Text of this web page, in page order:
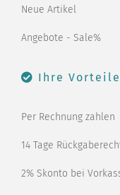
Neue Artikel
Angebote - Sale%
Ihre
Per Rechnung zahlen
14 Tage
2% Skonto bei